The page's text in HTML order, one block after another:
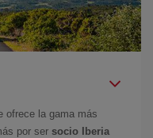
ofrece la gama más
por ser socio Iberia